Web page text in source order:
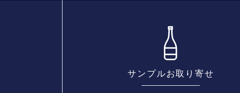
サンプルお取り寄せ